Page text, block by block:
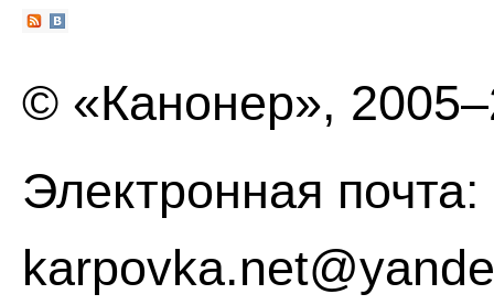
© «Канонер»,
Электронная почта: